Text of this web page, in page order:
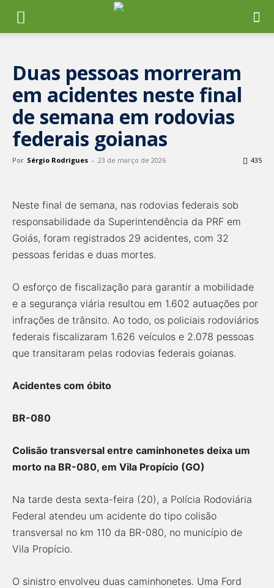
Duas pessoas morreram
em acidentes neste final
de semana em rodovias
federais goianas
Por Sérgio Rodrigues - 23 de março de 2026 435
Neste final de semana, nas rodovias federais sob
responsabilidade da Superintendência da PRF em
Goiás, foram registrados 29 acidentes, com 32
pessoas feridas e duas mortes.
O esforço de fiscalização para garantir a mobilidade
e a segurança viária resultou em 1.602 autuações por
infrações de trânsito. Ao todo, os policiais rodoviários
federais fiscalizaram 1.626 veículos e 2.078 pessoas
que transitaram pelas rodovias federais goianas.
Acidentes com óbito
BR-080
Colisão transversal entre caminhonetes deixa um
morto na BR-080, em Vila Propício (GO)
Na tarde desta sexta-feira (20), a Polícia Rodoviária
Federal atendeu um acidente do tipo colisão
transversal no km 110 da BR-080, no município de
Vila Propício.
O sinistro envolveu duas caminhonetes. Uma Ford